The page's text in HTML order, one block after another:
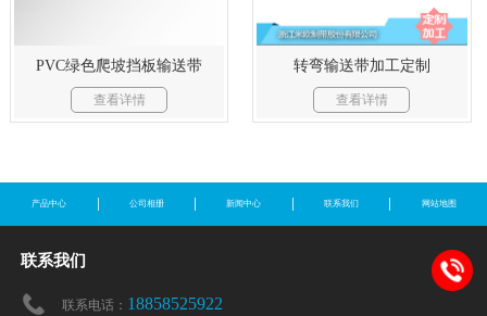
PVC绿色爬坡挡板输送带
查看详情
转弯输送带加工定制
查看详情
产品中心 公司相册 新闻中心 联系我们 网站地图
联系我们
联系电话： 18858525922